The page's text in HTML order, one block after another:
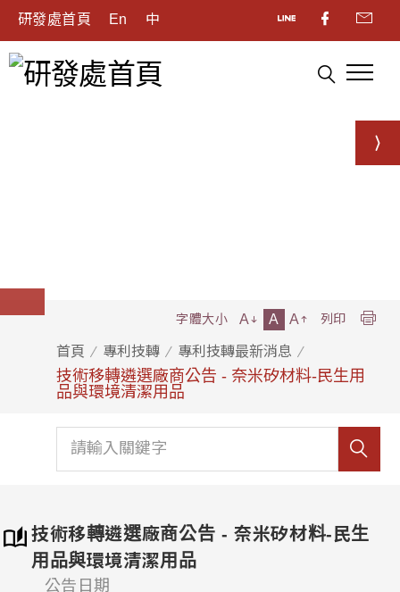
研發處首頁 En 中
首頁 專利技轉 專利技轉最新消息
技術移轉遴選廠商公告 - 奈米矽材料-民生用
品與環境清潔用品
字體大小 A A A 列印
技術移轉遴選廠商公告 - 奈米矽材料-民生
用品與環境清潔用品
公告日期